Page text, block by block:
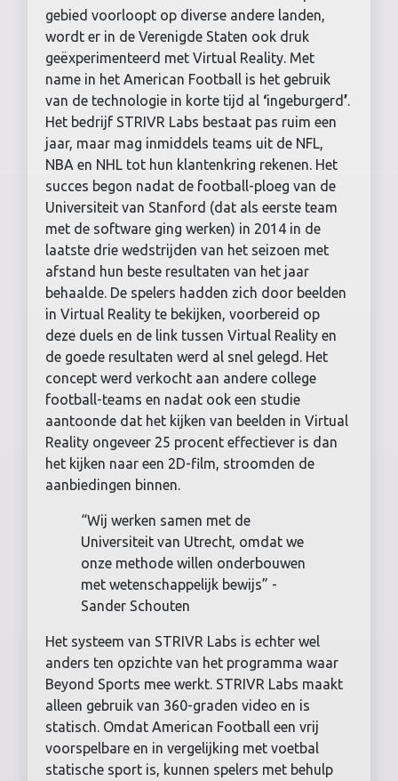
gebied voorloopt op diverse andere landen,
wordt er in de Verenigde Staten ook druk
geëxperimenteerd met Virtual Reality. Met
name in het American Football is het gebruik
van de technologie in korte tijd al ‘ingeburgerd’.
Het bedrijf STRIVR Labs bestaat pas ruim een
jaar, maar mag inmiddels teams uit de NFL,
NBA en NHL tot hun klantenkring rekenen. Het
succes begon nadat de football-ploeg van de
Universiteit van Stanford (dat als eerste team
met de software ging werken) in 2014 in de
laatste drie wedstrijden van het seizoen met
afstand hun beste resultaten van het jaar
behaalde. De spelers hadden zich door beelden
in Virtual Reality te bekijken, voorbereid op
deze duels en de link tussen Virtual Reality en
de goede resultaten werd al snel gelegd. Het
concept werd verkocht aan andere college
football-teams en nadat ook een studie
aantoonde dat het kijken van beelden in Virtual
Reality ongeveer 25 procent effectiever is dan
het kijken naar een 2D-film, stroomden de
aanbiedingen binnen.
“Wij werken samen met de
Universiteit van Utrecht, omdat we
onze methode willen onderbouwen
met wetenschappelijk bewijs” -
Sander Schouten
Het systeem van STRIVR Labs is echter wel
anders ten opzichte van het programma waar
Beyond Sports mee werkt. STRIVR Labs maakt
alleen gebruik van 360-graden video en is
statisch. Omdat American Football een vrij
voorspelbare en in vergelijking met voetbal
statische sport is, kunnen spelers met behulp